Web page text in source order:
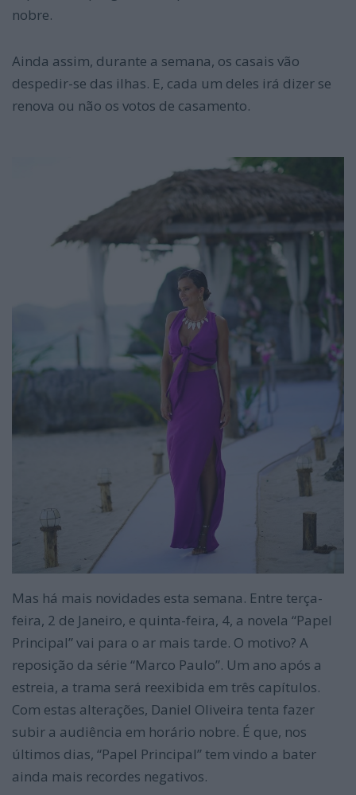
nobre.
Ainda assim, durante a semana, os casais vão
despedir-se das ilhas. E, cada um deles irá dizer se
renova ou não os votos de casamento.
Mas há mais novidades esta semana. Entre terça-
feira, 2 de Janeiro, e quinta-feira, 4, a novela “Papel
Principal” vai para o ar mais tarde. O motivo? A
reposição da série “Marco Paulo”. Um ano após a
estreia, a trama será reexibida em três capítulos.
Com estas alterações, Daniel Oliveira tenta fazer
subir a audiência em horário nobre. É que, nos
últimos dias, “Papel Principal” tem vindo a bater
ainda mais recordes negativos.